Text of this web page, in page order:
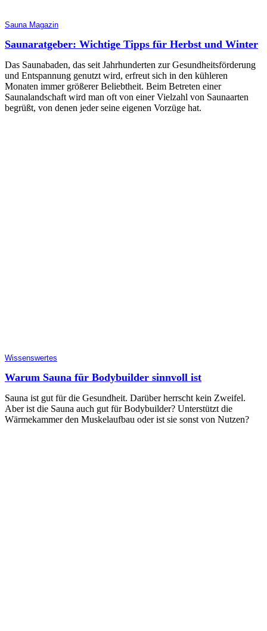
Sauna Magazin
Saunaratgeber: Wichtige Tipps für Herbst und Winter
Das Saunabaden, das seit Jahrhunderten zur Gesundheitsförderung
und Entspannung genutzt wird, erfreut sich in den kühleren
Monaten immer größerer Beliebtheit. Beim Betreten einer
Saunalandschaft wird man oft von einer Vielzahl von Saunaarten
begrüßt, von denen jeder seine eigenen Vorzüge hat.
Wissenswertes
Warum Sauna für Bodybuilder sinnvoll ist
Sauna ist gut für die Gesundheit. Darüber herrscht kein Zweifel.
Aber ist die Sauna auch gut für Bodybuilder? Unterstützt die
Wärmekammer den Muskelaufbau oder ist sie sonst von Nutzen?